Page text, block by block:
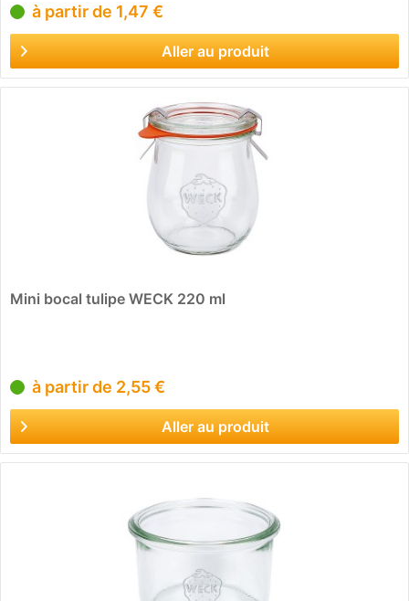
à partir de 1,47 €
Aller au produit
Mini bocal tulipe WECK 220 ml
à partir de 2,55 €
Aller au produit